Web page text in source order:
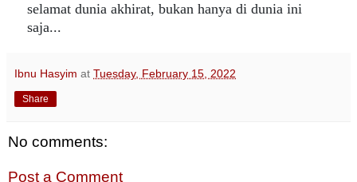
selamat dunia akhirat, bukan hanya di dunia ini
saja...
Ibnu Hasyim at Tuesday, February 15, 2022
Share
No comments:
Post a Comment